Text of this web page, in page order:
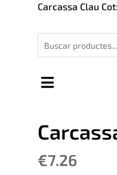
Carcassa Clau
€7.26